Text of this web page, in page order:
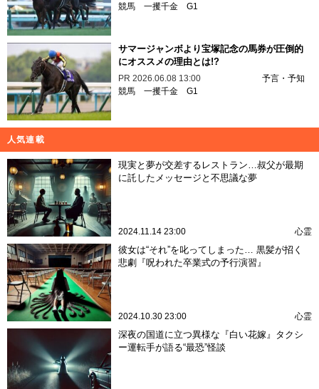
競馬 一攫千金 G1
サマージャンボより宝塚記念の馬券が圧倒的
にオススメの理由とは!?
PR 2026.06.08 13:00
予言・予知
競馬 一攫千金 G1
人気連載
現実と夢が交差するレストラン…叔父が最期
に託したメッセージと不思議な夢
2024.11.14 23:00 心霊
彼女は“それ”を叱ってしまった… 黒髪が招く
悲劇『呪われた卒業式の予行演習』
2024.10.30 23:00 心霊
深夜の国道に立つ異様な『白い花嫁』タクシ
ー運転手が語る“最恐”怪談